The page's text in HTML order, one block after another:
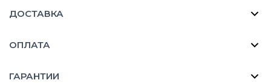
ДОСТАВКА
ОПЛАТА
ГАРАНТИИ